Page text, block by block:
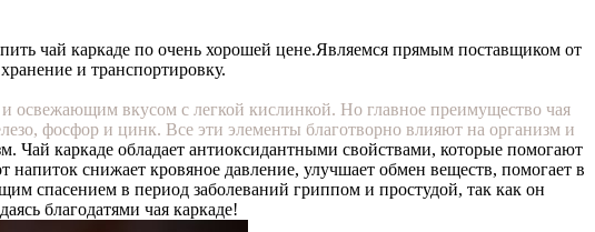
чай каркаде по очень хорошей цене.Являемся прямым поставщиком от
и транспортировку.
освежающим вкусом с легкой кислинкой. Но главное преимущество чая
фосфор и цинк. Все эти элементы благотворно влияют на организм и
Чай каркаде обладает антиоксидантными свойствами, которые помогают
снижает кровяное давление, улучшает обмен веществ, помогает в
спасением в период заболеваний гриппом и простудой, так как он
благодатями чая каркаде!